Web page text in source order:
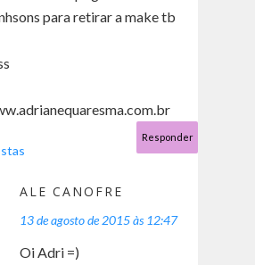
para retirar a make tb
Responder
ALE CANOFRE
13 de agosto de 2015 às 12:47
Oi Adri =)